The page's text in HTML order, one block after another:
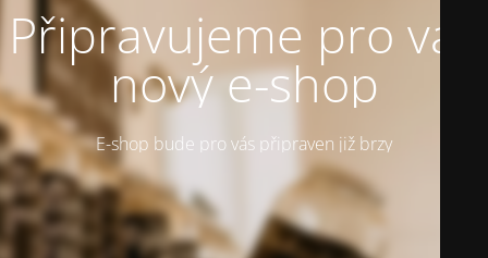
Připravujeme pro vás
nový e-shop
E-shop bude pro vás připraven již brzy